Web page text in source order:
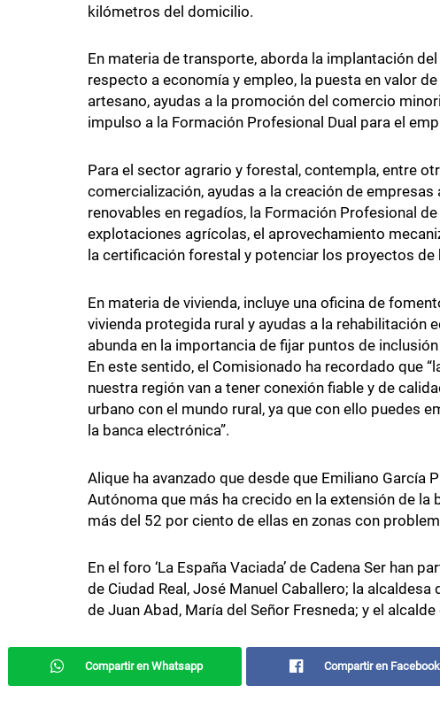
kilómetros del domicilio.
En materia de transporte, aborda la implantación
respecto a economía y empleo, la puesta en valor
artesano, ayudas a la promoción del comercio
impulso a la Formación Profesional Dual para el
Para el sector agrario y forestal, contempla, entre
comercialización, ayudas a la creación de
renovables en regadíos, la Formación Profesional
explotaciones agrícolas, el aprovechamiento
la certificación forestal y potenciar los proyectos de
En materia de vivienda, incluye una oficina de
vivienda protegida rural y ayudas a la rehabilitación
abunda en la importancia de fijar puntos de
En este sentido, el Comisionado ha recordado que
nuestra región van a tener conexión fiable y de
urbano con el mundo rural, ya que con ello puedes
la banca electrónica”.
Alique ha avanzado que desde que Emiliano García
Autónoma que más ha crecido en la extensión de la
más del 52 por ciento de ellas en zonas con
En el foro ‘La España Vaciada’ de Cadena Ser han
de Ciudad Real, José Manuel Caballero; la
de Juan Abad, María del Señor Fresneda; y el
Compartir en Whatsapp Compartir en Facebook